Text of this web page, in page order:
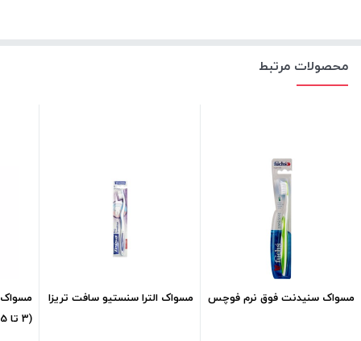
محصولات مرتبط
مسواک سنیدنت فوق نرم فوچس مسواک الترا سنستیو سافت تریزا
(3 تا 5 سال)